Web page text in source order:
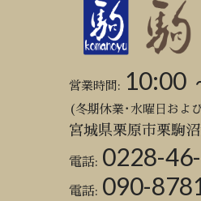
営業時間: 10:00
(冬期休業･水曜日およ
宮城県栗原市栗駒
電話: 0228-
電話: 090-